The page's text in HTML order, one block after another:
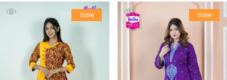
Sale Sale